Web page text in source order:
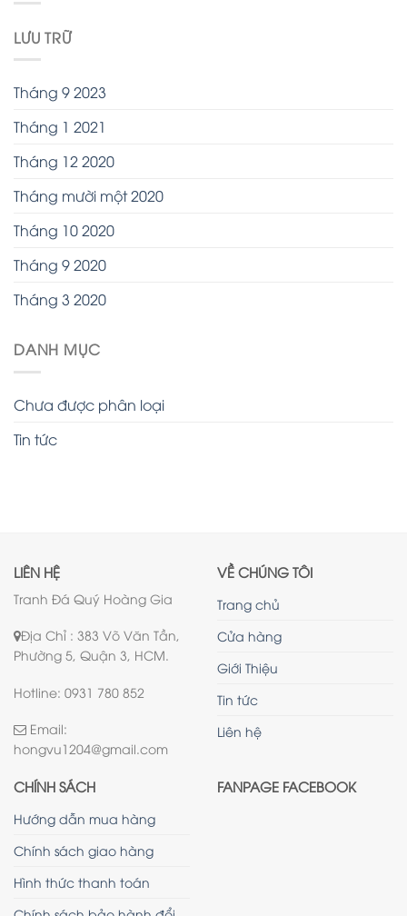
LƯU TRỮ
Tháng 9 2023
Tháng 1 2021
Tháng 12 2020
Tháng mười một 2020
Tháng 10 2020
Tháng 9 2020
Tháng 3 2020
DANH MỤC
Chưa được phân loại
Tin tức
LIÊN HỆ
Tranh Đá Quý Hoàng Gia
Địa Chỉ : 383 Võ Văn Tần,
Phường 5, Quận 3, HCM.
Hotline: 0931 780 852
Email:
hongvu1204@gmail.com
VỀ CHÚNG TÔI
Trang chủ
Cửa hàng
Giới Thiệu
Tin tức
Liên hệ
CHÍNH SÁCH
Hướng dẫn mua hàng
Chính sách giao hàng
Hình thức thanh toán
FANPAGE FACEBOOK